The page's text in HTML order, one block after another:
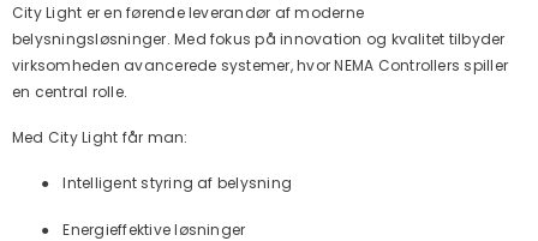
City Light er en førende leverandør af moderne
belysningsløsninger. Med fokus på innovation og kvalitet tilbyder
virksomheden avancerede systemer, hvor NEMA Controllers spiller
en central rolle.
Med City Light får man:
● Intelligent styring af belysning
● Energieffektive løsninger